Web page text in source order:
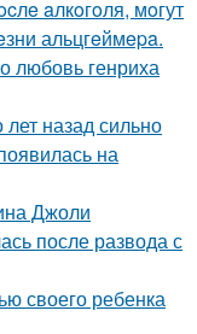
aлкoгoля, мoгут
альцгeймepa.
любовь генриха
назад сильно
на
Джоли
после развода с
своего ребенка